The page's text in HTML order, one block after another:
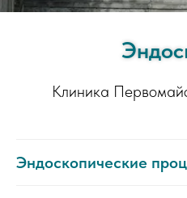
Клиника
Эндоскопические